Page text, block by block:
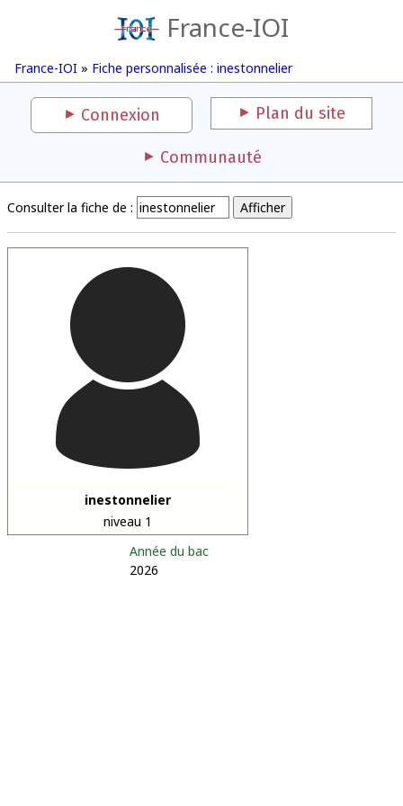
France-IOI
France-IOI » Fiche personnalisée : inestonnelier
Connexion Plan du site
Communauté
Consulter la fiche de :
inestonnelier
niveau 1
Année du bac
2026